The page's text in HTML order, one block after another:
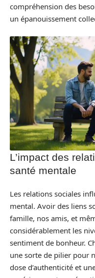
compréhension des
un épanouissement
L’impact des
santé mentale
Les relations sociales
mental. Avoir des liens
famille, nos amis, et
considérablement les
sentiment de bonheur.
une sorte de pilier pour
dose d’authenticité et